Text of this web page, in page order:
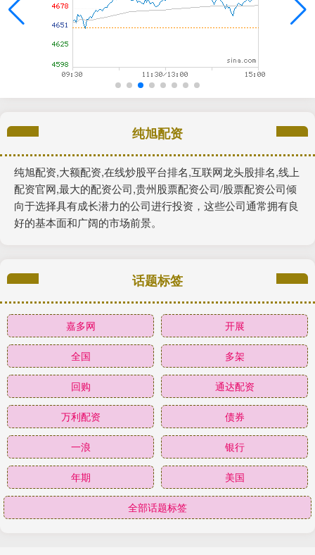
纯旭配资
纯旭配资,大额配资,在线炒股平台排名,互联网龙头股排名,线上
配资官网,最大的配资公司,贵州股票配资公司/股票配资公司倾
向于选择具有成长潜力的公司进行投资，这些公司通常拥有良
好的基本面和广阔的市场前景。
话题标签
嘉多网 开展
全国 多架
回购 通达配资
万利配资 债券
一浪 银行
年期 美国
全部话题标签